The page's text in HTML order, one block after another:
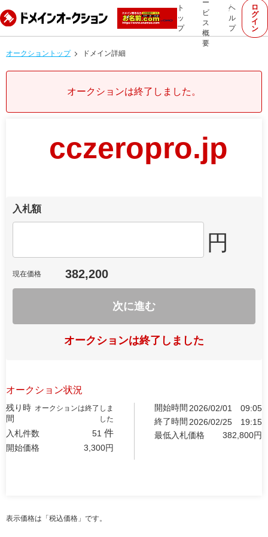
ト
ッ
プ
ー
ビ
ス
概
要
ヘ
ル
プ
ロ
グ
イ
ン
オークショントップ ドメイン詳細
オークションは終了しました。
cczeropro.jp
入札額
円
現在価格 382,200
次に進む
オークションは終了しました
オークション状況
残り時
間
オークションは終了しま
した
入札件数 51 件
開始価格 3,300円
開始時間 2026/02/01
09:05
終了時間 2026/02/25
19:15
最低入札価格
382,800円
表示価格は「税込価格」です。